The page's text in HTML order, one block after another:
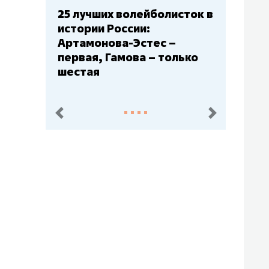
в
Бюджеты клубов КХЛ: СКА
– главный мажор, «Ак
Барс» – второй, «Салават
Юлаев» – середняк
пред. след.